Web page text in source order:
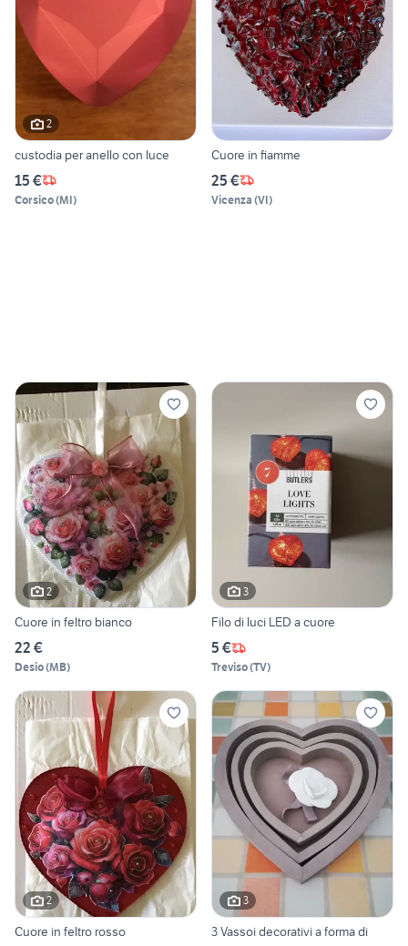
2
custodia per anello con luce
15 €
Corsico(MI)
Cuore in fiamme
25 €
Vicenza (VI)
2
Cuore in feltro bianco
22 €
Desio(MB)
3
Filo di luci LED a cuore
5 €
Treviso(TV)
2
Cuore in feltro rosso
3
3 Vassoi decorativi a forma di